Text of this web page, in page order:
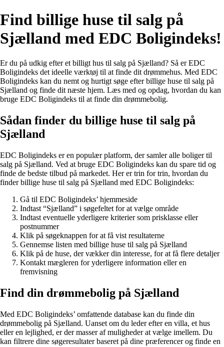
Find billige huse til salg på
Sjælland med EDC Boligindeks!
Er du på udkig efter et billigt hus til salg på Sjælland? Så er EDC
Boligindeks det ideelle værktøj til at finde dit drømmehus. Med EDC
Boligindeks kan du nemt og hurtigt søge efter billige huse til salg på
Sjælland og finde dit næste hjem. Læs med og opdag, hvordan du kan
bruge EDC Boligindeks til at finde din drømmebolig.
Sådan finder du billige huse til salg på
Sjælland
EDC Boligindeks er en populær platform, der samler alle boliger til
salg på Sjælland. Ved at bruge EDC Boligindeks kan du spare tid og
finde de bedste tilbud på markedet. Her er trin for trin, hvordan du
finder billige huse til salg på Sjælland med EDC Boligindeks:
Gå til EDC Boligindeks’ hjemmeside
Indtast “Sjælland” i søgefeltet for at vælge område
Indtast eventuelle yderligere kriterier som prisklasse eller
postnummer
Klik på søgeknappen for at få vist resultaterne
Gennemse listen med billige huse til salg på Sjælland
Klik på de huse, der vækker din interesse, for at få flere detaljer
Kontakt mægleren for yderligere information eller en
fremvisning
Find din drømmebolig på Sjælland
Med EDC Boligindeks’ omfattende database kan du finde din
drømmebolig på Sjælland. Uanset om du leder efter en villa, et hus
eller en lejlighed, er der masser af muligheder at vælge imellem. Du
kan filtrere dine søgeresultater baseret på dine præferencer og finde en